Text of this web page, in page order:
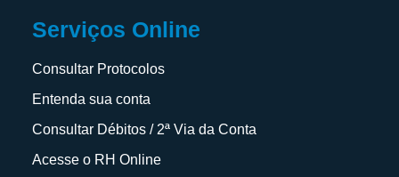
Serviços Online
Consultar Protocolos
Entenda sua conta
Consultar Débitos / 2ª Via da Conta
Acesse o RH Online